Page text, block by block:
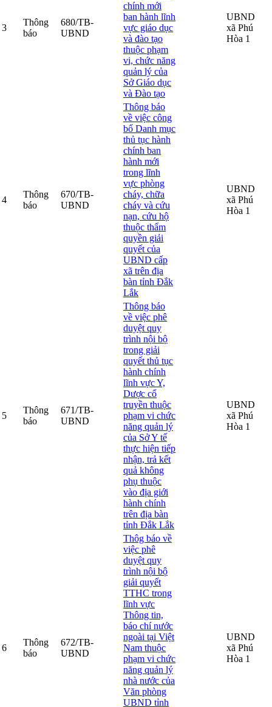
3
Thông
báo
680/TB-
UBND
chính mới
ban hành lĩnh
vực giáo dục
và đào tạo
thuộc phạm
vi, chức năng
quản lý của
Sở Giáo dục
và Đào tạo
UBND
xã Phú
Hòa 1
4
Thông
báo
670/TB-
UBND
Thông báo
về việc công
bố Danh mục
thủ tục hành
chính ban
hành mới
trong lĩnh
vực phòng
cháy, chữa
cháy và cứu
nạn, cứu hộ
thuộc thẩm
quyền giải
quyết của
UBND cấp
xã trên địa
bàn tỉnh Đắk
Lắk
UBND
xã Phú
Hòa 1
5
Thông
báo
671/TB-
UBND
Thông báo
về việc phê
duyệt quy
trình nội bộ
trong giải
quyết thủ tục
hành chính
lĩnh vực Y,
Dược cổ
truyền thuộc
phạm vi chức
năng quản lý
của Sở Y tế
thực hiện tiếp
nhận, trả kết
quả không
phụ thuộc
vào địa giới
hành chính
trên địa bàn
tỉnh Đắk Lắk
UBND
xã Phú
Hòa 1
6
Thông
báo
672/TB-
UBND
Thôg báo về
việc phê
duyệt quy
trình nội bộ
giải quyết
TTHC trong
lĩnh vực
Thông tin,
báo chí nước
ngoài tại Việt
Nam thuộc
phạm vi chức
năng quản lý
nhà nước của
Văn phòng
UBND tỉnh
UBND
xã Phú
Hòa 1